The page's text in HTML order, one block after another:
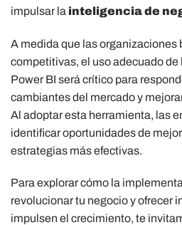
impulsar la inteligencia de
A medida que las organizaciones
competitivas, el uso adecuado
Power BI será crítico para
cambiantes del mercado y
Al adoptar esta herramienta, las
identificar oportunidades de
estrategias más efectivas.
Para explorar cómo la
revolucionar tu negocio y ofrecer
impulsen el crecimiento, te